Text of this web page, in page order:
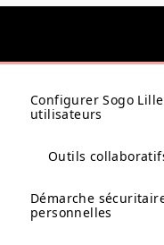
Configurer Sogo
utilisateurs
Outils
Démarche
personnelles